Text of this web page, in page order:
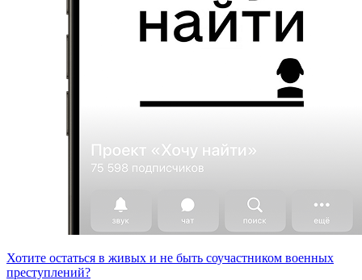
Хотите остаться в живых и не быть соучастником военных
преступлений?